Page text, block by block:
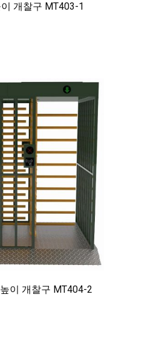
개찰구 MT403-1
이 개찰구 MT404-2